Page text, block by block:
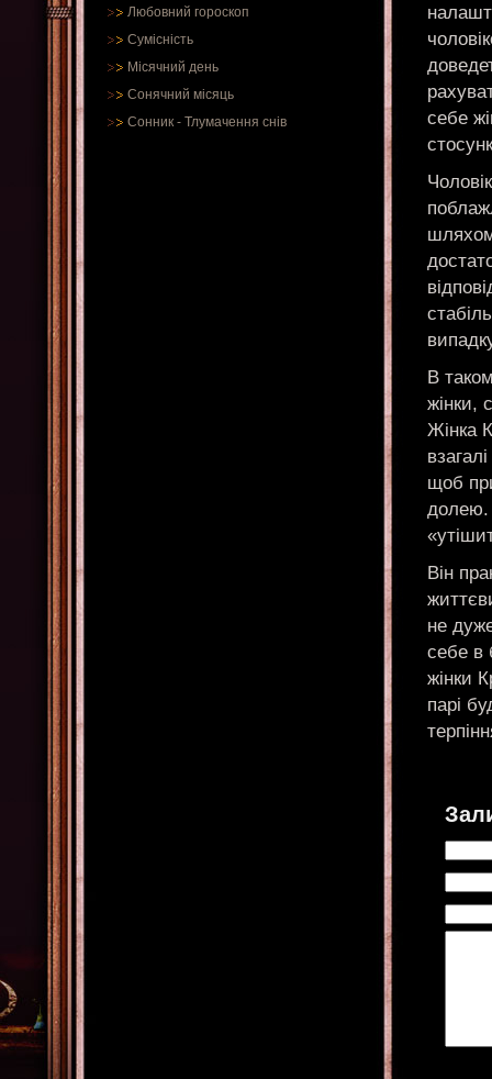
Любовний гороскоп
Сумісність
Місячний день
Сонячний місяць
Сонник - Тлумачення снів
себе
В
жінки,
Жінка
щоб
долею.
Він
не
себе в
жінки
парі